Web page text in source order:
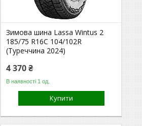
Зимова шина Lassa Wintus 2
185/75 R16C 104/102R
(Туреччина 2024)
4 370 ₴
В наявності 1 од.
Купити